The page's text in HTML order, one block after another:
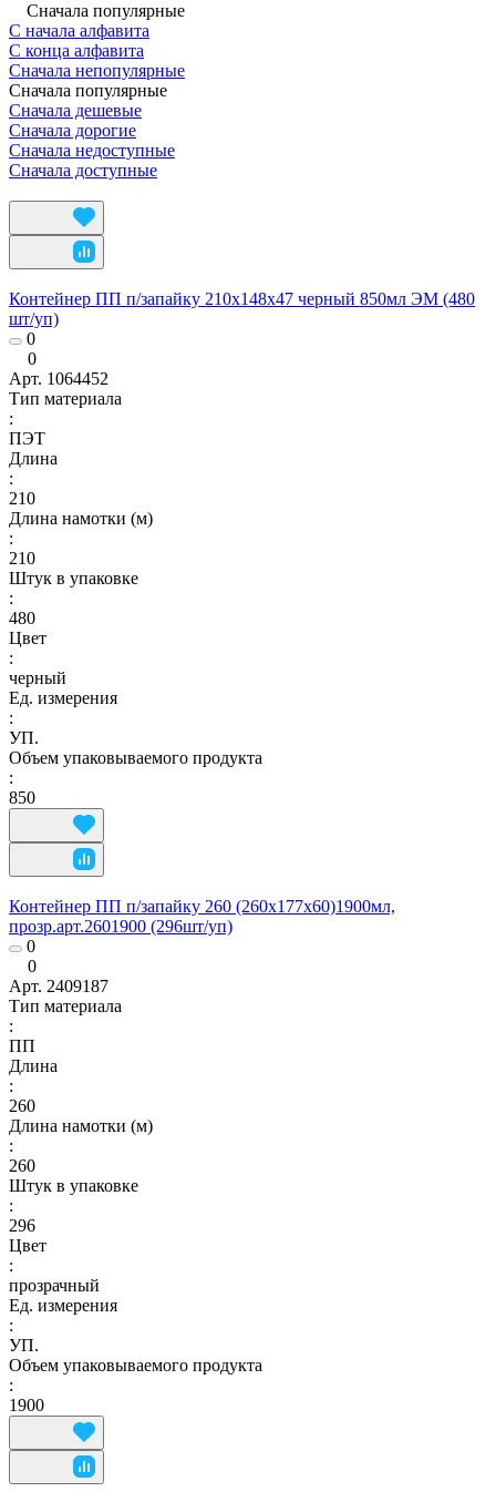
Сначала популярные
С начала алфавита
С конца алфавита
Сначала непопулярные
Сначала популярные
Сначала дешевые
Сначала дорогие
Сначала недоступные
Сначала доступные
Контейнер ПП п/запайку 210х148х47 черный 850мл ЭМ (480
шт/уп)
0
0
Арт. 1064452
Тип материала
:
ПЭТ
Длина
:
210
Длина намотки (м)
:
210
Штук в упаковке
:
480
Цвет
:
черный
Ед. измерения
:
УП.
Объем упаковываемого продукта
:
850
Контейнер ПП п/запайку 260 (260х177х60)1900мл,
прозр.арт.2601900 (296шт/уп)
0
0
Арт. 2409187
Тип материала
:
ПП
Длина
:
260
Длина намотки (м)
:
260
Штук в упаковке
:
296
Цвет
:
прозрачный
Ед. измерения
:
УП.
Объем упаковываемого продукта
:
1900